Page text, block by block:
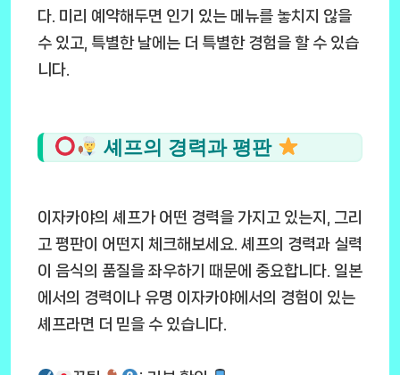
다. 미리 예약해두면 인기 있는 메뉴를 놓치지 않을
수 있고, 특별한 날에는 더 특별한 경험을 할 수 있습
니다.
셰프의 경력과 평판
이자카야의 셰프가 어떤 경력을 가지고 있는지, 그리
고 평판이 어떤지 체크해보세요. 셰프의 경력과 실력
이 음식의 품질을 좌우하기 때문에 중요합니다. 일본
에서의 경력이나 유명 이자카야에서의 경험이 있는
셰프라면 더 믿을 수 있습니다.